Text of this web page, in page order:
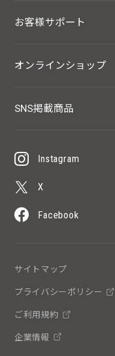
お客様サポート
オンラインショップ
SNS掲載商品
Instagram
X
Facebook
サイトマップ
プライバシーポリシー
ご利用規約
企業情報